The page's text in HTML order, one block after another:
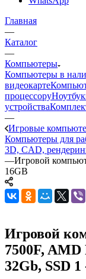
Главная
—
Каталог
—
Компьютеры
Компьютеры в
видеокарте
процессору
устройства
—
Игровые
Компьютеры для
3D, CAD,
—Игровой
16GB
Игровой
7500F,
32Gb, SSD